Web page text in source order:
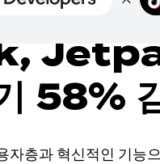
58%
개선
자층과 혁신적인 기능